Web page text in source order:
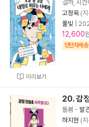
미리보기
걸까, 시
고정욱 (지
풀빛
12,600
양탄자배송
20. 감
돌봄 - 발
하지현 (